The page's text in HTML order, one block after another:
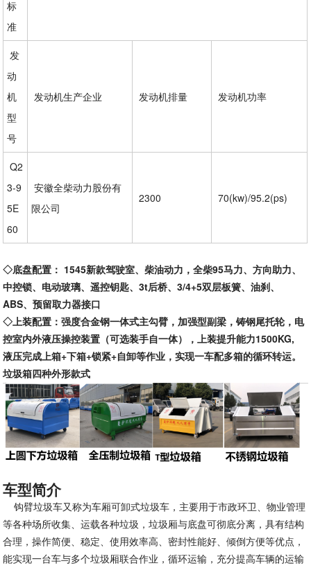
标
准
发
动
机
型
号
发动机生产企业 发动机排量 发动机功率
Q2
3-9
5E
60
安徽全柴动力股份有
限公司
2300 70(kw)/95.2(ps)
◇底盘配置： 1545新款驾驶室、柴油动力，全柴95马力、方向助力、
中控锁、电动玻璃、遥控钥匙、3t后桥、3/4+5双层板簧、油刹、
ABS、预留取力器接口
◇上装配置：强度合金钢一体式主勾臂，加强型副梁，铸钢尾托轮，电
控室内外液压操控装置（可选装手自一体），上装提升能力1500KG,
液压完成上箱+下箱+锁紧+自卸等作业，实现一车配多箱的循环转运。
垃圾箱四种外形款式
车型简介
钩臂垃圾车又称为车厢可卸式垃圾车，主要用于市政环卫、物业管理
等各种场所收集、运载各种垃圾，垃圾厢与底盘可彻底分离，具有结构
合理，操作简便、稳定、使用效率高、密封性能好、倾倒方便等优点，
能实现一台车与多个垃圾厢联合作业，循环运输，充分提高车辆的运输